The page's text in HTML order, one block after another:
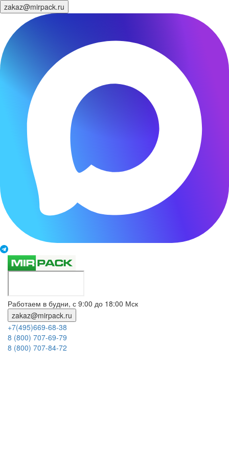
zakaz@mirpack.ru
Работаем в будни, с 9:00 до 18:00 Мск
zakaz@mirpack.ru
+7(495)669-68-38
8 (800) 707-69-79
8 (800) 707-84-72